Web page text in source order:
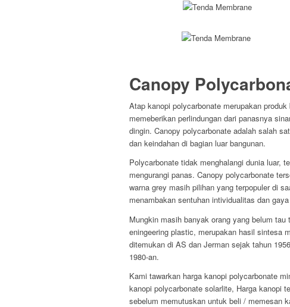
Canopy
Atap kanopi polycarbonate merupakan
memeberikan perlindungan dari panasnya
dingin. Canopy polycarbonate adalah salah
dan keindahan di bagian luar bangunan.
Polycarbonate tidak menghalangi dunia luar,
mengurangi panas. Canopy polycarbonate
warna grey masih pilihan yang terpopuler di
menambakan sentuhan intividualitas dan
Mungkin masih banyak orang yang belum
eningeering plastic, merupakan hasil sintesa
ditemukan di AS dan Jerman sejak tahun
1980-an.
Kami tawarkan harga kanopi polycarbonate
kanopi polycarbonate solarlite, Harga kanopi
sebelum memutuskan untuk beli / memesan